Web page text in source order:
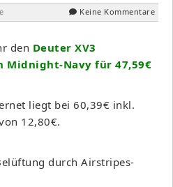
Keine Kommentare
den Deuter XV3
Midnight-Navy für 47,59€
liegt bei 60,39€ inkl.
12,80€.
durch Airstripes-